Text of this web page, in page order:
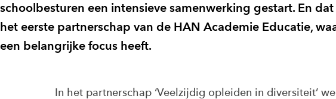
schoolbesturen een intensieve samenwerking gestart. En
het eerste partnerschap van de HAN Academie Educatie,
een belangrijke focus heeft.
In het partnerschap ‘Veelzijdig opleiden in diversiteit’